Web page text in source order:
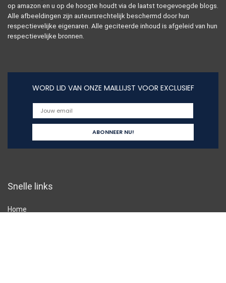
op amazon en u op de hoogte houdt via de laatst toegevoegde blogs.
Alle afbeeldingen zijn auteursrechtelijk beschermd door hun
respectievelijke eigenaren. Alle geciteerde inhoud is afgeleid van hun
respectievelijke bronnen.
WORD LID VAN ONZE MAILLIJST VOOR EXCLUSIEF
Snelle links
Home